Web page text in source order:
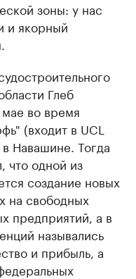
зоны: у нас
и якорный
Глеб
во время
(входит в UCL
Навашине. Тогда
что одной из
создание новых
на свободных
предприятий, а в
назывались
и прибыль, а